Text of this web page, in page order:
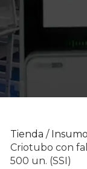
Tienda /
Criotubo con
500 un. (SSI)